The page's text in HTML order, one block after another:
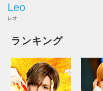
Leo
レオ
ランキング